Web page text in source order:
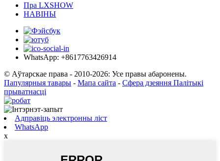
Пра LXSHOW
НАВІНЫ
WhatsApp: +8617763426914
© Аўтарскае права - 2010-2026: Усе правы абаронены.
Папулярныя тавары - Мапа сайта - Сфера дзеяння Палітыкі
прыватнасці
Адправіць электронны ліст
WhatsApp
x